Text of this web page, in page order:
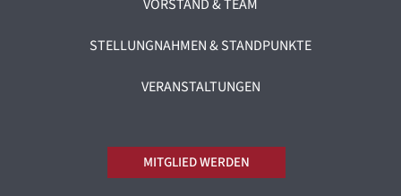
VORSTAND & TEAM
STELLUNGNAHMEN & STANDPUNKTE
VERANSTALTUNGEN
MITGLIED WERDEN